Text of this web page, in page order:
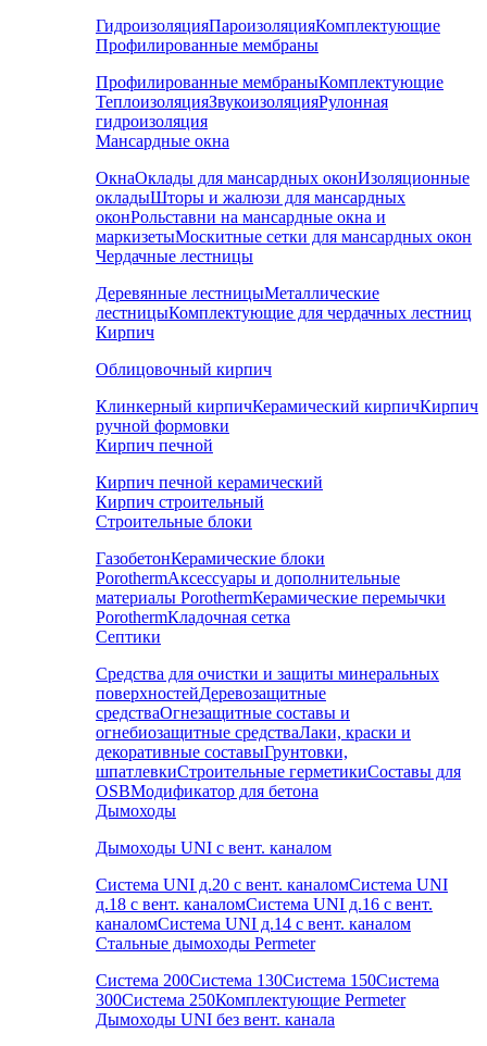
ГидроизоляцияПароизоляцияКомплектующие
Профилированные мембраны
Профилированные мембраныКомплектующие
ТеплоизоляцияЗвукоизоляцияРулонная
гидроизоляция
Мансардные окна
ОкнаОклады для мансардных оконИзоляционные
окладыШторы и жалюзи для мансардных
оконРольставни на мансардные окна и
маркизетыМоскитные сетки для мансардных окон
Чердачные лестницы
Деревянные лестницыМеталлические
лестницыКомплектующие для чердачных лестниц
Кирпич
Облицовочный кирпич
Клинкерный кирпичКерамический кирпичКирпич
ручной формовки
Кирпич печной
Кирпич печной керамический
Кирпич строительный
Строительные блоки
ГазобетонКерамические блоки
PorothermАксессуары и дополнительные
материалы PorothermКерамические перемычки
PorothermКладочная сетка
Септики
Средства для очистки и защиты минеральных
поверхностейДеревозащитные
средстваОгнезащитные составы и
огнебиозащитные средстваЛаки, краски и
декоративные составыГрунтовки,
шпатлевкиСтроительные герметикиСоставы для
OSBМодификатор для бетона
Дымоходы
Дымоходы UNI с вент. каналом
Система UNI д.20 с вент. каналомСистема UNI
д.18 с вент. каналомСистема UNI д.16 с вент.
каналомСистема UNI д.14 с вент. каналом
Стальные дымоходы Permeter
Система 200Система 130Система 150Система
300Система 250Комплектующие Permeter
Дымоходы UNI без вент. канала